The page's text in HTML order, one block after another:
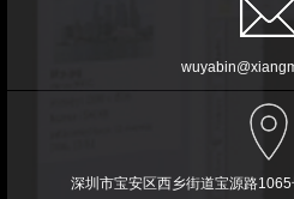
深圳市宝安区西乡街道宝源路